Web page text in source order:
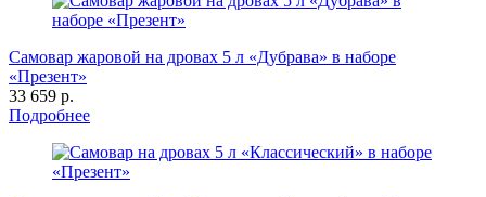
Самовар жаровой на дровах 5 л «Дубрава» в наборе
«Презент»
33 659 р.
Подробнее